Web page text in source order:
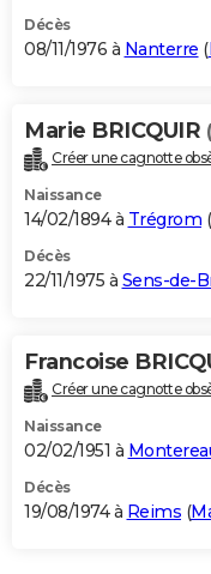
Décès
08/11/1976 à Nanterre (
Marie BRICQUIR
Créer une cagnotte
Naissance
14/02/1894 à Trégrom (
Décès
22/11/1975 à Sens-de-
Francoise
Créer une cagnotte
Naissance
02/02/1951 à
Décès
19/08/1974 à Reims (